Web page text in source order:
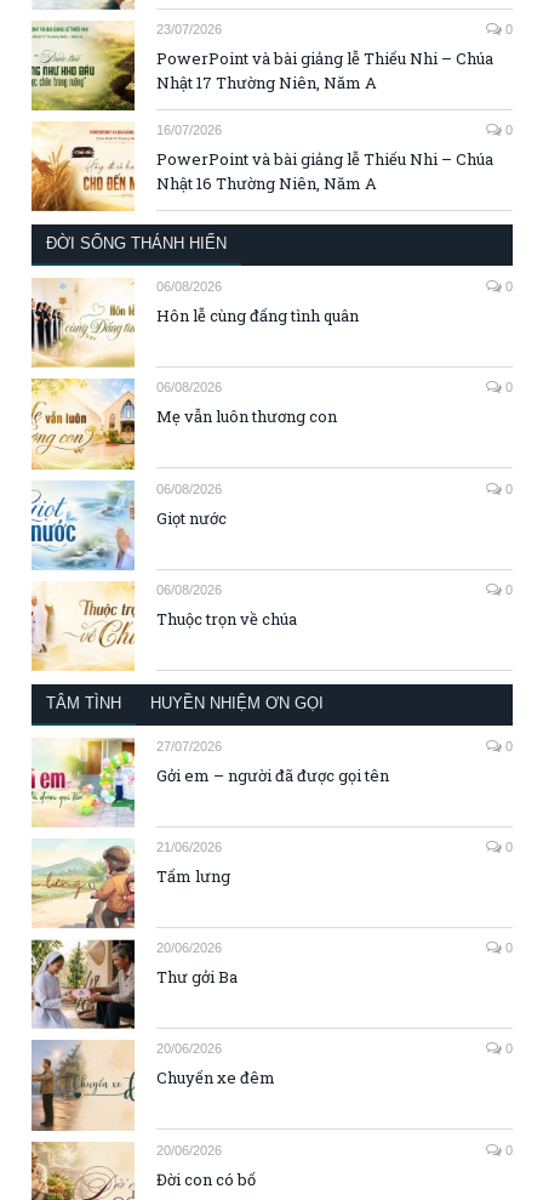
23/07/2026 0
PowerPoint và bài giảng lễ Thiếu Nhi – Chúa
Nhật 17 Thường Niên, Năm A
16/07/2026 0
PowerPoint và bài giảng lễ Thiếu Nhi – Chúa
Nhật 16 Thường Niên, Năm A
ĐỜI SỐNG THÁNH HIẾN
06/08/2026 0
Hôn lễ cùng đấng tình quân
06/08/2026 0
Mẹ vẫn luôn thương con
06/08/2026 0
Giọt nước
06/08/2026 0
Thuộc trọn về chúa
TÂM TÌNH HUYỀN NHIỆM ƠN GỌI
27/07/2026 0
Gởi em – người đã được gọi tên
21/06/2026 0
Tấm lưng
20/06/2026 0
Thư gởi Ba
20/06/2026 0
Chuyến xe đêm
20/06/2026 0
Đời con có bố